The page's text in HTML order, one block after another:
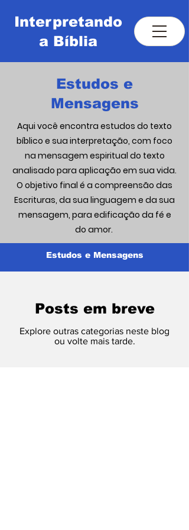
Interpretando
a Bíblia
Estudo e Interpretação das
Escrituras
Estudos e
Mensagens
Aqui você encontra estudos do texto
bíblico e sua interpretação, com foco
na mensagem espiritual do texto
analisado para aplicação em sua vida.
O objetivo final é a compreensão das
Escrituras, da sua linguagem e da sua
mensagem, para edificação da fé e
do amor.
Estudos e Mensagens
Posts em breve
Explore outras categorias neste blog
ou volte mais tarde.